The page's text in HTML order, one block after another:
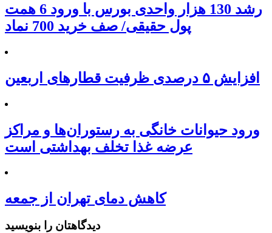
رشد 130 هزار واحدی بورس با ورود 6 همت
پول حقیقی/ صف خرید 700 نماد
افزایش ۵ درصدی ظرفیت قطارهای اربعین
ورود حیوانات خانگی به رستوران‌ها و مراکز
عرضه غذا تخلف بهداشتی است
کاهش دمای تهران از جمعه
دیدگاهتان را بنویسید